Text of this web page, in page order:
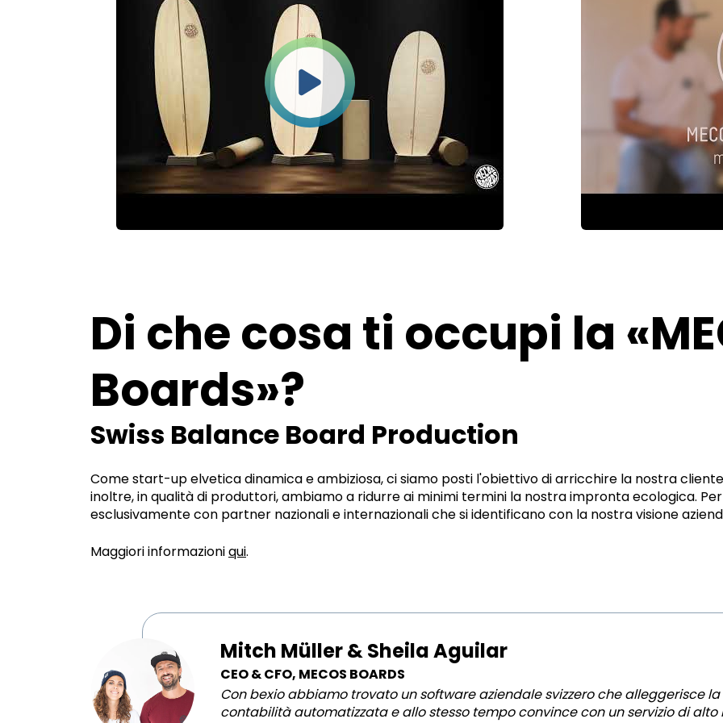
Di che cosa ti occupi la
Boards»?
Swiss Balance Board Production
Come start-up elvetica dinamica e ambiziosa, ci siamo posti l'obiettivo di arricchire la nostra
inoltre, in qualità di produttori, ambiamo a ridurre ai minimi termini la nostra impronta ecologica.
esclusivamente con partner nazionali e internazionali che si identificano con la nostra visione
Maggiori informazioniqui.
Mitch Müller & Sheila Aguilar
CEO & CFO, MECOS BOARDS
Con bexio abbiamo trovato un software aziendale svizzero che alleggerisce
contabilità automatizzata e allo stesso tempo convince con un servizio di alto